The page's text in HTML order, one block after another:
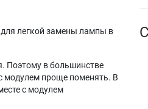
легкой замены лампы в
Поэтому в большинстве
модулем проще поменять. В
с модулем